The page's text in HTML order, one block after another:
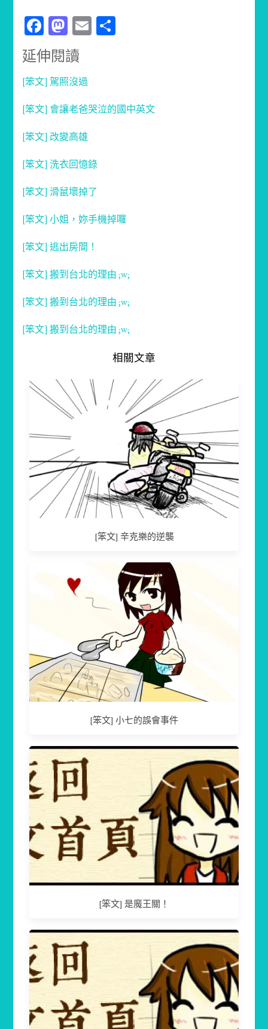
Facebook
Mastodon
Email
延伸閱讀
[笨文] 駕照沒過
[笨文] 會讓老爸哭泣的國中英文
[笨文] 改變高雄
[笨文] 洗衣回憶錄
[笨文] 滑鼠壞掉了
[笨文] 小姐，妳手機掉囉
[笨文] 逃出房間！
[笨文] 搬到台北的理由 ;w;
[笨文] 搬到台北的理由 ;w;
[笨文] 搬到台北的理由 ;w;
相關文章
[笨文] 辛克樂的逆襲
[笨文] 小七的誤會事件
[笨文] 是魔王關！